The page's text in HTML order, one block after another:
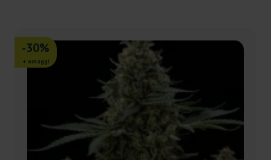
-30%
+ omaggi